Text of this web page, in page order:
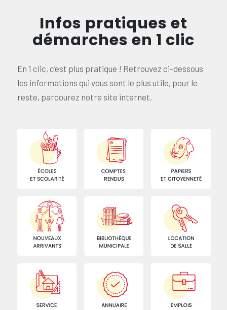
Infos pratiques et
démarches en 1 clic
En 1 clic, c’est plus pratique ! Retrouvez ci-dessous
les informations qui vous sont le plus utile, pour le
reste, parcourez notre site internet.